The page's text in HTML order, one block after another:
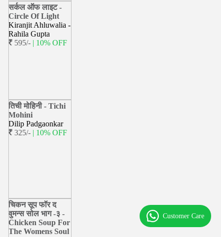
सर्कल ऑफ लाइट -
Circle Of Light
Kiranjit Ahluwalia -
Rahila Gupta
595/- | 10% OFF
तिची मोहिनी - Tichi
Mohini
Dilip Padgaonkar
325/- | 10% OFF
चिकन सूप फॉर द
वुमन्स सोल भाग -३ -
Chicken Soup For
The Womens Soul
Customer Care